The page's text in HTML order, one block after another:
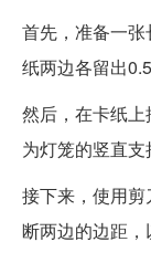
首先，准备一
纸两边各留出
然后，在卡纸
为灯笼的竖直支
接下来，使用
断两边的边距，